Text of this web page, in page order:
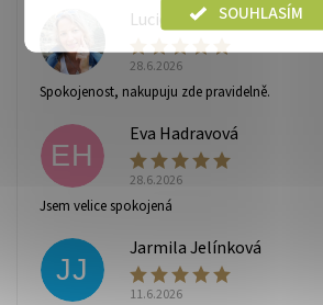
Vaše osobní údaje budou zpracovány dle
ochrany osobních údajů
L
Lucie
28.6.2026
Spokojenost, nakupuju zde pravidelně.
EH
Eva Hadravová
28.6.2026
Jsem velice spokojená
JJ
Jarmila Jelínková
11.6.2026
SOUHLASÍM